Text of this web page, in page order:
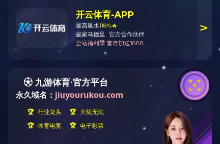
中空玻璃
共1条